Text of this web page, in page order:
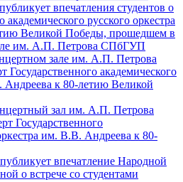
впечатления студентов о
академического русского оркестра
Великой Победы, прошедшем в
им. А.П. Петрова СПбГУП
зал им. А.П. Петрова
Государственного
им. В.В. Андреева к 80-